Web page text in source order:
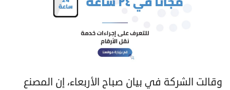
وقالت الشركة في بيان صباح الأربعاء، إن المصنع